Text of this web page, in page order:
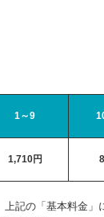
1～9
1,710円
記の「基本料金」